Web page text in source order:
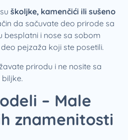
školjke, kamenčići ili sušeno
da sačuvate deo prirode sa
besplatni i nose sa sobom
pejzaža koji ste posetili.
prirodu i ne nosite sa
– Male
znamenitosti